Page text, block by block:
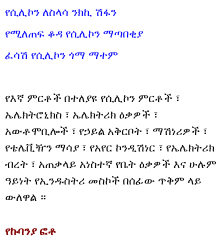
የሲሊኮን ለስላሳ ንክኪ ሽፋን
የሚለጠፍ ቆዳ የሲሊኮን ማጣበቂያ
ፈሳሽ የሲሊኮን ጎማ ማተም
የእኛ ምርቶች በተለያዩ የሲሊኮን ምርቶች ፣
ኤሌክትሮኒክስ ፣ ኤሌክትሪክ ዕቃዎች ፣
አውቶሞቢሎች ፣ የኃይል አቅርቦት ፣ ማሽነሪዎች ፣
የቴሌቪዥን ማሳያ ፣ የአየር ኮንዲሽነር ፣ የኤሌክትሪክ
ብረት ፣ አጠቃላይ አነስተኛ የቤት ዕቃዎች እና ሁሉም
ዓይነት የኢንዱስትሪ መስኮች በሰፊው ጥቅም ላይ
ውለዋል ።
የኩባንያ ፎቶ